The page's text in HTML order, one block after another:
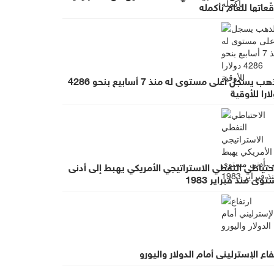
للعام بأكمله
الذهب يسجل أعلى مستوى له منذ 7 أسابيع بنحو 4286
للأوقية
النفطي الاستراتيجي الأمريكي يهبط إلى أدنى
منذ فبراير 1983
الإسترليني أمام الدولار واليورو